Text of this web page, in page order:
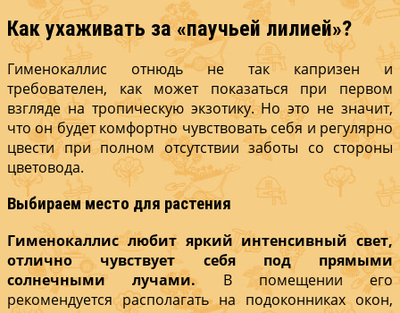
Как ухаживать за «паучьей лилией»?
Гименокаллис отнюдь не так капризен и
требователен, как может показаться при первом
взгляде на тропическую экзотику. Но это не значит,
что он будет комфортно чувствовать себя и регулярно
цвести при полном отсутствии заботы со стороны
цветовода.
Выбираем место для растения
Гименокаллис любит яркий интенсивный свет,
отлично чувствует себя под прямыми
солнечными лучами.В помещении его
рекомендуется располагать на подоконниках окон,